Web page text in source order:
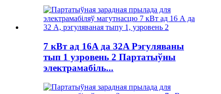
7 кВт ад 16A да 32A Рэгуляваны
тып 1 узровень 2 Партатыўны
электрамабіль...